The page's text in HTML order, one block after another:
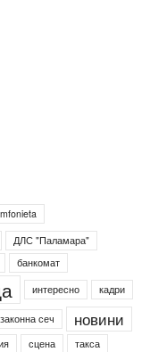
ДЛС "Паламара"
банкомат
интересно кадри
сеч новини
сцена такса